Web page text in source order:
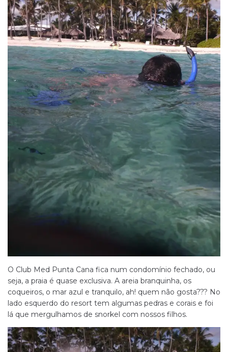
O Club Med Punta Cana fica num condomínio fechado, ou
seja, a praia é quase exclusiva. A areia branquinha, os
coqueiros, o mar azul e tranquilo, ah! quem não gosta??? No
lado esquerdo do resort tem algumas pedras e corais e foi
lá que mergulhamos de snorkel com nossos filhos.